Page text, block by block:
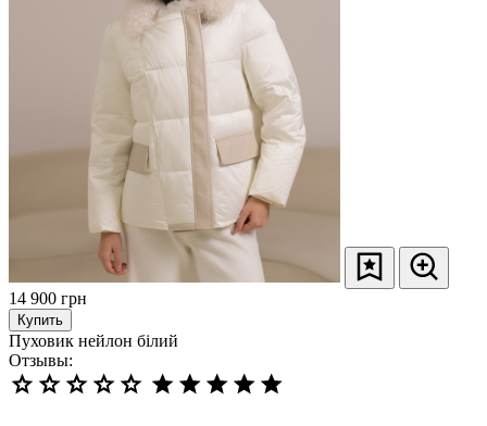
14 900 грн
Купить
Пуховик нейлон білий
Отзывы: